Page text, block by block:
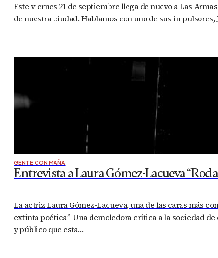
Este viernes 21 de septiembre llega de nuevo a Las
de nuestra ciudad. Hablamos con uno de sus
GENTE CON MAÑA
Entrevista a Laura Gómez-Lacueva
La actriz Laura Gómez-Lacueva, una de las caras más
extinta poética” Una demoledora crítica a la sociedad
y público que esta…